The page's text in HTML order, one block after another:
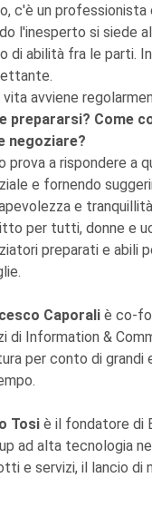
c'è un professionista
l'inesperto si siede
di abilità fra le parti.
vita avviene
prepararsi? Come
negoziare?
prova a rispondere a
e fornendo
e
per tutti, donne e
preparati e abili
Caporali è co-
di Information &
per conto di grandi
Tosi è il fondatore di
ad alta tecnologia
e servizi, il lancio di